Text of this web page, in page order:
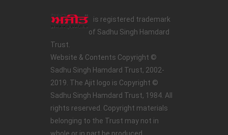
is registered trademark
of Sadhu Singh Hamdard
Trust.
Website & Contents Copyright ©
Sadhu Singh Hamdard Trust, 2002-
2019. The Ajit logo is Copyright ©
Sadhu Singh Hamdard Trust, 1984. All
rights reserved. Copyright materials
belonging to the Trust may not in
whole or in part be produced,